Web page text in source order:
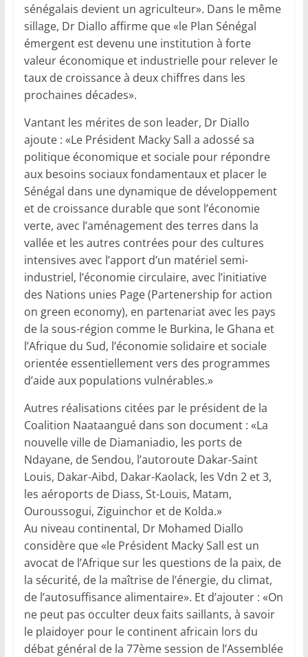
sénégalais devient un agriculteur». Dans le même
sillage, Dr Diallo affirme que «le Plan Sénégal
émergent est devenu une institution à forte
valeur économique et industrielle pour relever le
taux de croissance à deux chiffres dans les
prochaines décades».
Vantant les mérites de son leader, Dr Diallo
ajoute : «Le Président Macky Sall a adossé sa
politique économique et sociale pour répondre
aux besoins sociaux fondamentaux et placer le
Sénégal dans une dynamique de développement
et de croissance durable que sont l’économie
verte, avec l’aménagement des terres dans la
vallée et les autres contrées pour des cultures
intensives avec l’apport d’un matériel semi-
industriel, l’économie circulaire, avec l’initiative
des Nations unies Page (Par­tenership for action
on green economy), en partenariat avec les pays
de la sous-région comme le Burkina, le Ghana et
l’Afrique du Sud, l’économie solidaire et sociale
orientée essentiellement vers des programmes
d’aide aux populations vulnérables.»
Autres réalisations citées par le président de la
Coalition Naataangué dans son document : «La
nouvelle ville de Diamaniadio, les ports de
Ndayane, de Sendou, l’autoroute Dakar-Saint
Louis, Dakar-Aibd, Dakar-Kaolack, les Vdn 2 et 3,
les aéroports de Diass, St-Louis, Matam,
Ouroussogui, Ziguinchor et de Kolda.»
Au niveau continental, Dr Mohamed Diallo
considère que «le Président Macky Sall est un
avocat de l’Afrique sur les questions de la paix, de
la sécurité, de la maîtrise de l’énergie, du climat,
de l’autosuffisance alimentaire». Et d’ajouter : «On
ne peut pas occulter deux faits saillants, à savoir
le plaidoyer pour le continent africain lors du
débat général de la 77ème session de l’As­semblée